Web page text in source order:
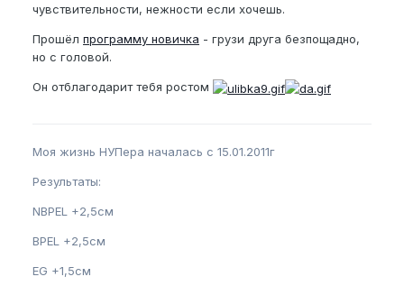
чувствительности, нежности если хочешь.
Прошёл программу новичка - грузи друга безпощадно,
но с головой.
Он отблагодарит тебя ростом
Моя жизнь НУПера началась с 15.01.2011г
Результаты:
NBPEL +2,5см
BPEL +2,5см
EG +1,5см